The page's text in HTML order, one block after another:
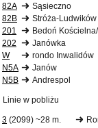
82A
Sąsieczno
82B
Stróża-Ludwików
201
Bedoń
202
Janówka
W
rondo Inwalidów
N5A
Janów
N5B
Andrespol
Linie w pobliżu
3 (2099) ~28 m.